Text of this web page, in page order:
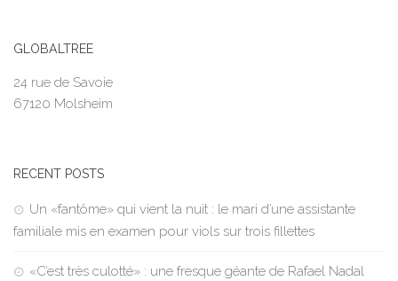
GLOBALTREE
24 rue de Savoie
67120 Molsheim
RECENT POSTS
Un «fantôme» qui vient la nuit : le mari d’une assistante
familiale mis en examen pour viols sur trois fillettes
«C’est très culotté» : une fresque géante de Rafael Nadal